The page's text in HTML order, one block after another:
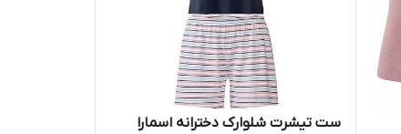
ست تیشرت شلوارک دخترانه اسمارا